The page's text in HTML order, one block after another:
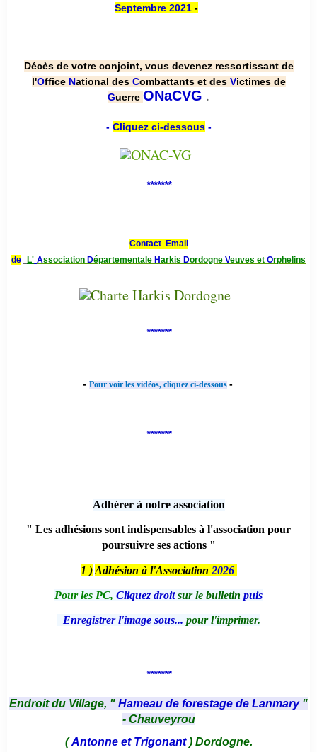
Septembre 2021 -
Décès de votre conjoint, vous devenez ressortissant de
l'Office National des Combattants et des Victimes de
Guerre ONaCVG .
- Cliquez ci-dessous-
*******
Contact Email
de
L' Association Départementale Harkis Dordogne Veuves et Orphelins
*******
- Pour voir les vidéos, cliquez ci-dessous -
*******
Adhérer à notre association
" Les adhésions sont indispensables à l'association pour
poursuivre ses actions "
1 ) Adhésion à l'Association 2026
Pour les PC, Cliquez droitsur le bulletin puis
Enregistrer l'image sous... pour l'imprimer.
*******
Endroit du Village, " Hameau de forestage de Lanmary "
- Chauveyrou
(Antonne et Trigonant) Dordogne.